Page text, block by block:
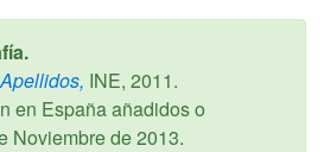
INE, 2011.
en España añadidos o
Noviembre de 2013.